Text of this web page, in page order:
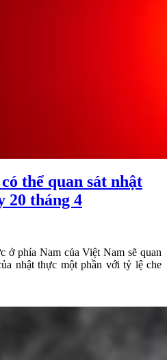
thể quan sát nhật
20 tháng 4
ở phía Nam của Việt Nam sẽ quan
nhật thực một phần với tỷ lệ che